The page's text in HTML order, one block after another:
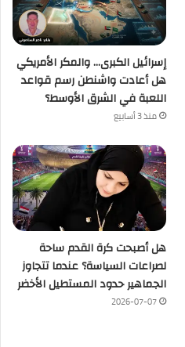
إسرائيل الكبرى… والمكر الأمريكي
هل أعادت واشنطن رسم قواعد
اللعبة في الشرق الأوسط؟
منذ 3 أسابيع
هل أصبحت كرة القدم ساحة
لصراعات السياسة؟ عندما تتجاوز
الجماهير حدود المستطيل الأخضر
2026-07-07